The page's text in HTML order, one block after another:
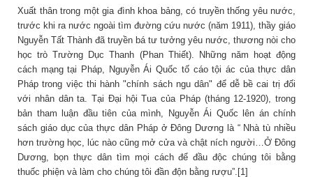
Xuất thân trong một gia đình khoa bảng, có truyền thống yêu nước,
trước khi ra nước ngoài tìm đường cứu nước (năm 1911), thầy giáo
Nguyễn Tất Thành đã truyền bá tư tưởng yêu nước, thương nòi cho
học trò Trường Dục Thanh (Phan Thiết). Những năm hoạt động
cách mạng tại Pháp, Nguyễn Ái Quốc tố cáo tội ác của thực dân
Pháp trong việc thi hành "chính sách ngu dân" để dễ bề cai trị đối
với nhân dân ta. Tại Đại hội Tua của Pháp (tháng 12-1920), trong
bản tham luận đầu tiên của mình, Nguyễn Ái Quốc lên án chính
sách giáo dục của thực dân Pháp ở Đông Dương là “ Nhà tù nhiều
hơn trường học, lúc nào cũng mở cửa và chật ních người…Ở Đông
Dương, bọn thực dân tìm mọi cách để đầu độc chúng tôi bằng
thuốc phiện và làm cho chúng tôi đần độn bằng rượu”.[1]